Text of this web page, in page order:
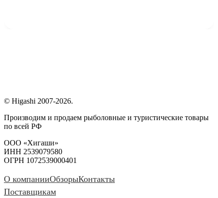
© Higashi 2007-2026.
Производим и продаем рыболовные и туристические товары
по всей РФ
ООО «Хигаши»
ИНН 2539079580
ОГРН 1072539000401
О компанииОбзорыКонтакты
Поставщикам